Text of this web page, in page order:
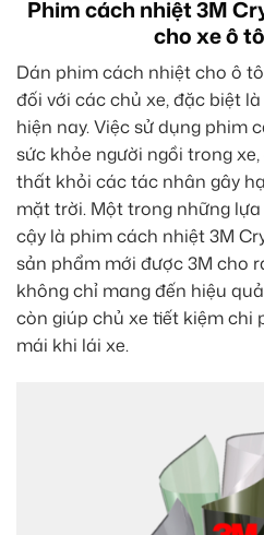
Phim cách nhiệt 3M
cho xe ô
Dán phim cách nhiệt cho ô
đối với các chủ xe, đặc biệt
hiện nay. Việc sử dụng phim
sức khỏe người ngồi trong
thất khỏi các tác nhân gây
mặt trời. Một trong những
cậy là phim cách nhiệt 3M
sản phẩm mới được 3M cho
không chỉ mang đến hiệu
còn giúp chủ xe tiết kiệm chi
mái khi lái xe.